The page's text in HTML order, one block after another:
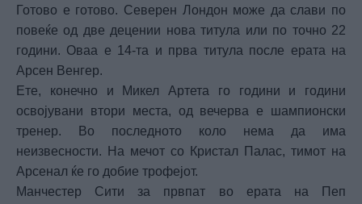
Готово е готово. Северен Лондон може да слави по
повеќе од две децении нова титула или по точно 22
години. Оваа е 14-та и прва титула после ерата на
Арсен Венгер.
Ете, конечно и Микел Артета го години и години
освојувани втори места, од вечерва е шампионски
тренер. Во последното коло нема да има
неизвесности. На мечот со Кристал Палас, тимот на
Арсенал ќе го добие трофејот.
Манчестер Сити за првпат во ерата на Пеп